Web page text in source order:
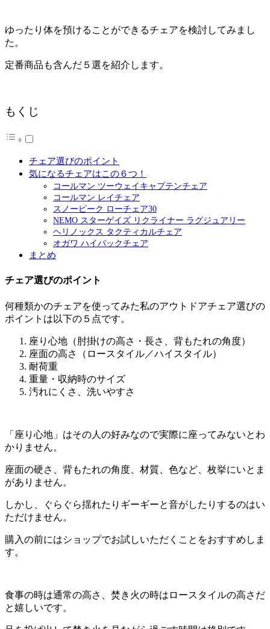
ゆったり体を預けることができるチェアを検討してみまし
た。
定番商品も含んだ５選を紹介します。
もくじ
チェア選びのポイント
気になるチェアはこの６つ！
コールマン ツーウェイキャプテンチェア
コールマン レイチェア
スノーピーク ローチェア30
NEMO スターゲイズ リクライナー ラグジュアリー
ヘリノックス タクティカルチェア
オガワ ハイバックチェア
まとめ
チェア選びのポイント
何種類かのチェアを使ってみた私のアウトドアチェア選びの
ポイントは以下の５点です。
座り心地（肘掛けの高さ・長さ、背もたれの角度）
座面の高さ（ロースタイル／ハイスタイル）
耐荷重
重量・収納時のサイズ
汚れにくさ、洗いやすさ
「座り心地」はその人の好みなので実際に座ってみないとわ
かりません。
座面の硬さ、背もたれの角度、材質、色など、枚挙にいとま
がありません。
しかし、ぐらぐら揺れたりギーギーと音がしたりするのはい
ただけません。
購入の前にはショップでお試しいただくことをおすすめしま
す。
食事の時は通常の高さ、焚き火の時はロースタイルの高さだ
と嬉しいです。